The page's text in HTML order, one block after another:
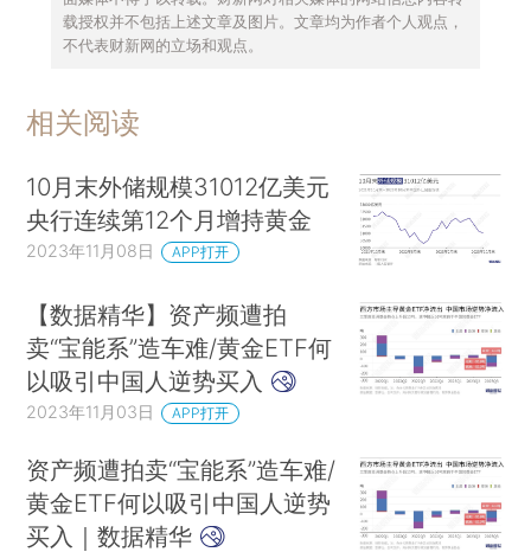
载授权并不包括上述文章及图片。文章均为作者个人观点，
不代表财新网的立场和观点。
相关阅读
10月末外储规模31012亿美元
央行连续第12个月增持黄金
2023年11月08日 APP打开
【数据精华】资产频遭拍
卖“宝能系”造车难/黄金ETF何
以吸引中国人逆势买入
2023年11月03日 APP打开
资产频遭拍卖“宝能系”造车难/
黄金ETF何以吸引中国人逆势
买入｜数据精华